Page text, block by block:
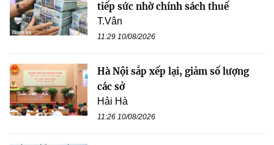
tiếp sức nhờ chính sách thuế
T.Vân
11:29 10/08/2026
Hà Nội sắp xếp lại, giảm số lượng
các sở
Hải Hà
11:26 10/08/2026